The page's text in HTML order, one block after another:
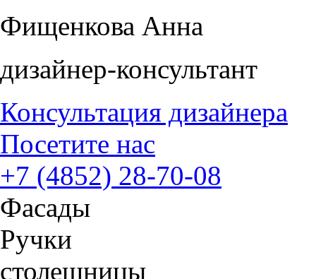
Фищенкова Анна
дизайнер-консультант
Консультация дизайнера
Посетите нас
+7 (4852) 28-70-08
Фасады
Ручки
столешницы